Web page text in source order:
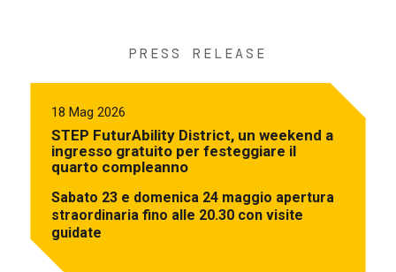
PRESS RELEASE
18 Mag 2026
STEP FuturAbility District, un weekend a
ingresso gratuito per festeggiare il
quarto compleanno
Sabato 23 e domenica 24 maggio apertura
straordinaria fino alle 20.30 con visite
guidate